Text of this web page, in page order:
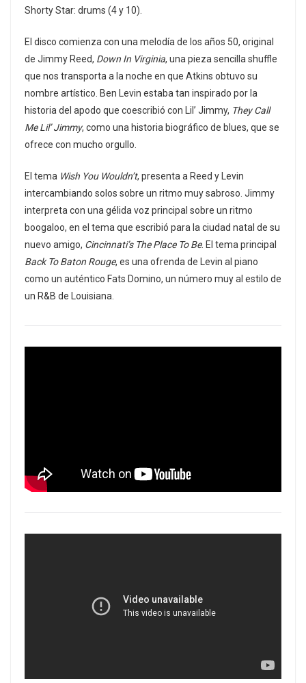
Shorty Star: drums (4 y 10).
El disco comienza con una melodía de los años 50, original
de Jimmy Reed, Down In Virginia, una pieza sencilla shuffle
que nos transporta a la noche en que Atkins obtuvo su
nombre artístico. Ben Levin estaba tan inspirado por la
historia del apodo que coescribió con Lil’ Jimmy, They Call
Me Lil’ Jimmy, como una historia biográfico de blues, que se
ofrece con mucho orgullo.
El tema Wish You Wouldn’t, presenta a Reed y Levin
intercambiando solos sobre un ritmo muy sabroso. Jimmy
interpreta con una gélida voz principal sobre un ritmo
boogaloo, en el tema que escribió para la ciudad natal de su
nuevo amigo, Cincinnati’s The Place To Be. El tema principal
Back To Baton Rouge, es una ofrenda de Levin al piano
como un auténtico Fats Domino, un número muy al estilo de
un R&B de Louisiana.